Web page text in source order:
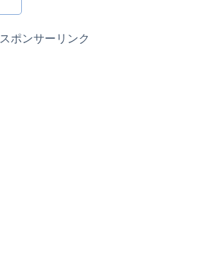
スポンサーリンク